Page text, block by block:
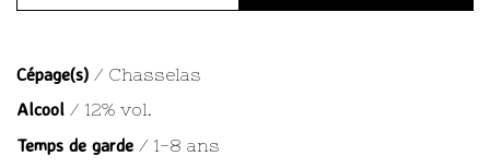
Cépage(s) / Chasselas
Alcool / 12% vol.
Temps de garde / 1-8 ans